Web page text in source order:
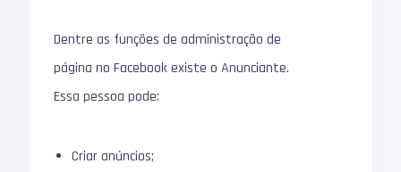
Dentre as funções de administração de
página no Facebook existe o Anunciante.
Essa pessoa pode:
Criar anúncios;